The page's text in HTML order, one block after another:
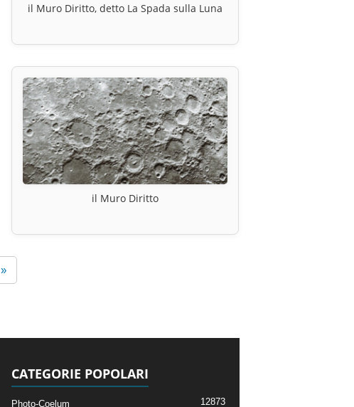
il Muro Diritto, detto La Spada sulla Luna
il Muro Diritto
»
CATEGORIE POPOLARI
Photo-Coelum 12873